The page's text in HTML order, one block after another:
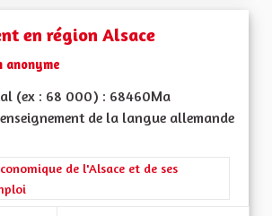
en région Alsace
anonyme
(ex : 68 000) : 68460Ma
de la langue allemande
de la catégorie : L'attractivité
de l'Alsace et de ses